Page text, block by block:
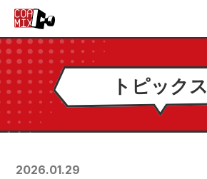
トピックス
2026.01.29